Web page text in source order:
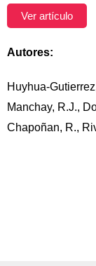
Ver artículo
Autores:
Huyhua-
Manchay, R.J.,
Chapoñan, R.,